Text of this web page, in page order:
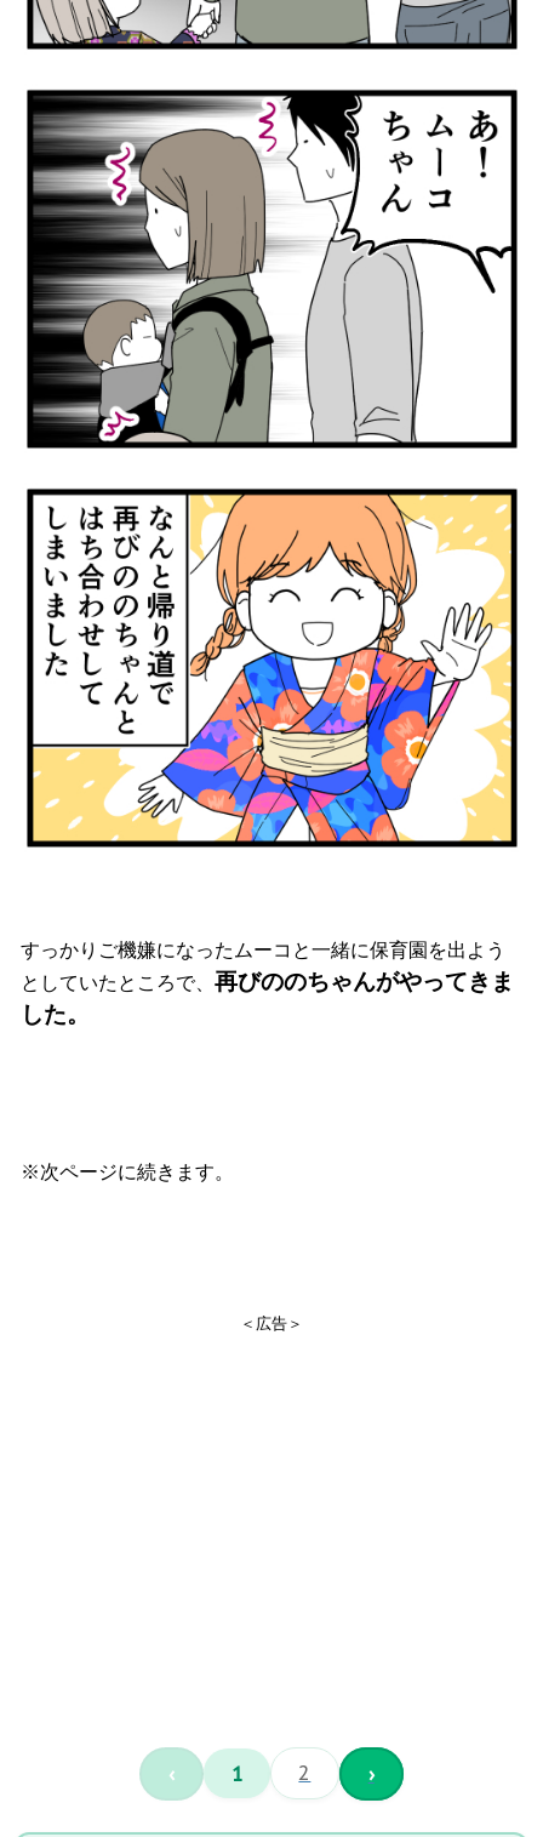
すっかりご機嫌になったムーコと一緒に保育園を出よう
としていたところで、 再びののちゃんがやってきま
した。
※次ページに続きます。
＜広告＞
‹ 1 2 ›